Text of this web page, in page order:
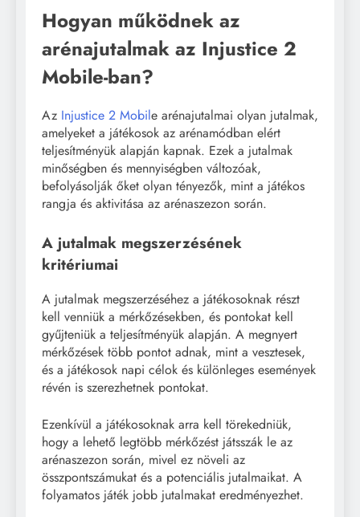
Hogyan működnek az
arénajutalmak az Injustice 2
Mobile-ban?
Az Injustice 2 Mobile arénajutalmai olyan jutalmak,
amelyeket a játékosok az arénamódban elért
teljesítményük alapján kapnak. Ezek a jutalmak
minőségben és mennyiségben változóak,
befolyásolják őket olyan tényezők, mint a játékos
rangja és aktivitása az arénaszezon során.
A jutalmak megszerzésének
kritériumai
A jutalmak megszerzéséhez a játékosoknak részt
kell venniük a mérkőzésekben, és pontokat kell
gyűjteniük a teljesítményük alapján. A megnyert
mérkőzések több pontot adnak, mint a vesztesek,
és a játékosok napi célok és különleges események
révén is szerezhetnek pontokat.
Ezenkívül a játékosoknak arra kell törekedniük,
hogy a lehető legtöbb mérkőzést játsszák le az
arénaszezon során, mivel ez növeli az
összpontszámukat és a potenciális jutalmaikat. A
folyamatos játék jobb jutalmakat eredményezhet.